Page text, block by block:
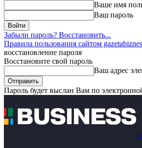
Ваше имя
Ваш пароль
Забыли пароль? Восстановить...
Правила пользования сайтом
восстановление пароля
Восстановите свой пароль
Ваш адрес
Пароль будет выслан Вам по